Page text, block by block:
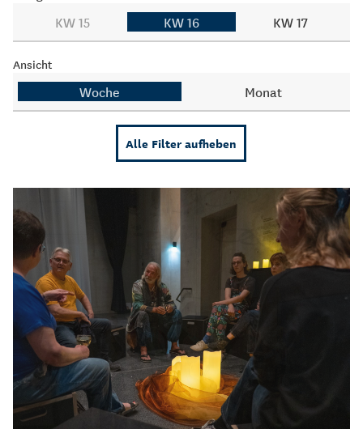
KW 15 KW 16 KW 17
Ansicht
Woche Monat
Alle Filter aufheben